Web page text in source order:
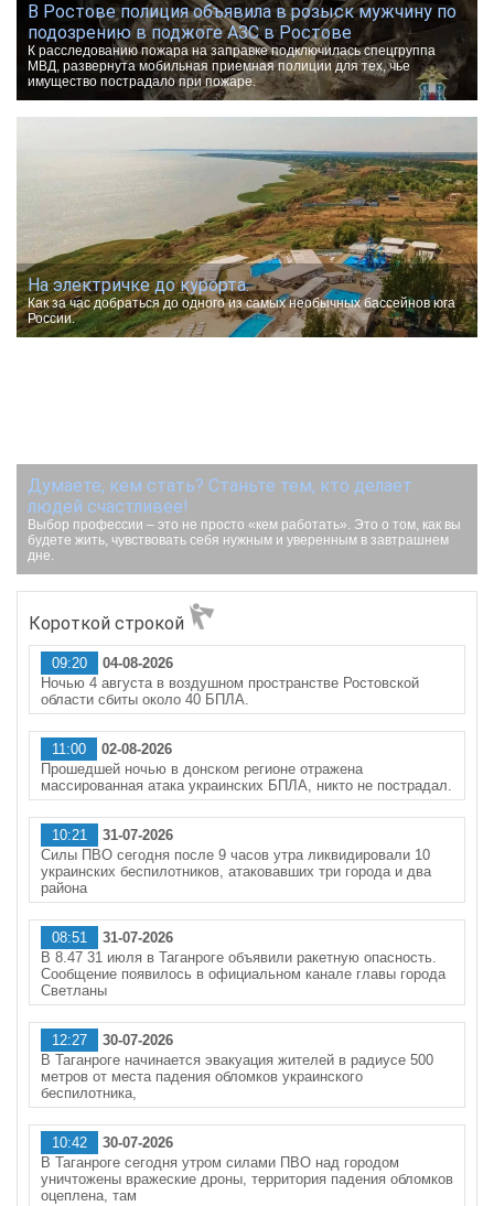
В Ростове полиция объявила в розыск мужчину по
подозрению в поджоге АЗС в Ростове
К расследованию пожара на заправке подключилась спецгруппа
МВД, развернута мобильная приемная полиции для тех, чье
имущество пострадало при пожаре.
На электричке до курорта.
Как за час добраться до одного из самых необычных бассейнов юга
России.
Думаете, кем стать? Станьте тем, кто делает
людей счастливее!
Выбор профессии – это не просто «кем работать». Это о том, как вы
будете жить, чувствовать себя нужным и уверенным в завтрашнем
дне.
Короткой строкой
09:20
04-08-2026
Ночью 4 августа в воздушном пространстве Ростовской
области сбиты около 40 БПЛА.
11:00
02-08-2026
Прошедшей ночью в донском регионе отражена
массированная атака украинских БПЛА, никто не пострадал.
10:21
31-07-2026
Силы ПВО сегодня после 9 часов утра ликвидировали 10
украинских беспилотников, атаковавших три города и два
района
08:51
31-07-2026
В 8.47 31 июля в Таганроге объявили ракетную опасность.
Сообщение появилось в официальном канале главы города
Светланы
12:27
30-07-2026
В Таганроге начинается эвакуация жителей в радиусе 500
метров от места падения обломков украинского
беспилотника,
10:42
30-07-2026
В Таганроге сегодня утром силами ПВО над городом
уничтожены вражеские дроны, территория падения обломков
оцеплена, там